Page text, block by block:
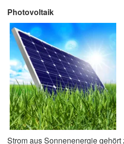
Photovoltaik
Strom aus Sonnenenergie